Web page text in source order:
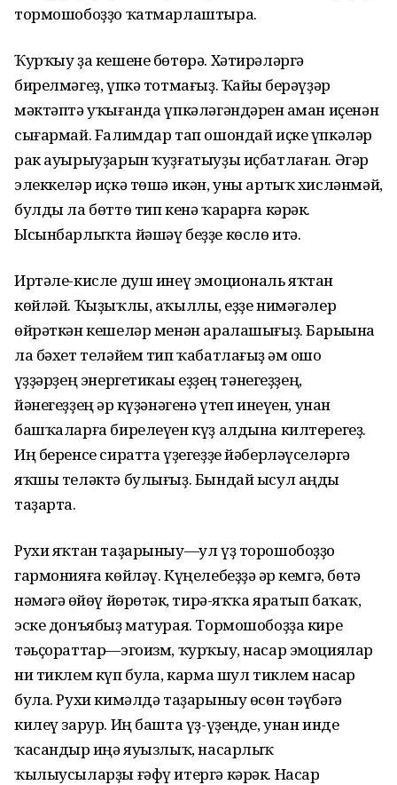
тормошобоҙҙо ҡатмарлаштыра.
Ҡурҡыу ҙа кешене бөтөрә. Хәтирәләргә
бирелмәгеҙ, үпкә тотмағыҙ. Ҡайһы берәүҙәр
мәктәптә уҡығанда үпкәләгәндәрен һаман иҫенән
сығармай. Fалимдар тап ошондай иҫке үпкәләр
рак ауырыуҙарын ҡуҙғатыуҙы иҫбатлаған. Әгәр
элеккеләр иҫкә төшә икән, уны артыҡ хисләнмәй,
булды ла бөттө тип кенә ҡарарға кәрәк.
Ысынбарлыҡта йәшәү беҙҙе көслө итә.
Иртәле-кисле душ инеү эмоциональ яҡтан
көйләй. Ҡыҙыҡлы, аҡыллы, һеҙҙе нимәгәлер
өйрәткән кешеләр менән аралашығыҙ. Барыһына
ла бәхет теләйем тип ҡабатлағыҙ һәм ошо
һүҙҙәрҙең энергетикаһы һеҙҙең тәнегеҙҙең,
йәнегеҙҙең һәр күҙәнәгенә үтеп инеүен, унан
башҡаларға бирелеүен күҙ алдына килтерегеҙ.
Иң беренсе сиратта үҙегеҙҙе йәберләүселәргә
яҡшы теләктә булығыҙ. Бындай ысул аңды
таҙарта.
Рухи яҡтан таҙарыныу—ул үҙ торошобоҙҙо
гармонияға көйләү. Күңелебеҙҙә һәр кемгә, бөтә
нәмәгә һөйөү йөрөтһәк, тирә-яҡҡа яратып баҡһаҡ,
эске донъябыҙ матурая. Тормошобоҙҙа кире
тәьҫораттар—эгоизм, ҡурҡыу, насар эмоциялар
ни тиклем күп булһа, карма шул тиклем насар
була. Рухи кимәлдә таҙарыныу өсөн тәүбәгә
килеү зарур. Иң башта үҙ-үҙеңде, унан инде
ҡасандыр һиңә яуызлыҡ, насарлыҡ
ҡылыусыларҙы ғәфү итергә кәрәк. Насар